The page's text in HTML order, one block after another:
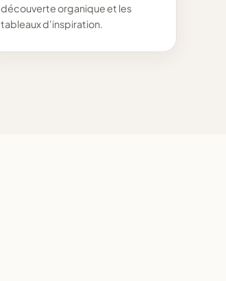
découverte organique et les
tableaux d'inspiration.